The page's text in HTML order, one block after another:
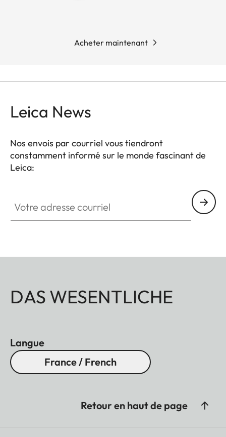
Acheter maintenant
Leica News
Nos envois par courriel vous tiendront
constamment informé sur le monde fascinant de
Leica:
DAS WESENTLICHE
Langue
France / French
Retour en haut de page